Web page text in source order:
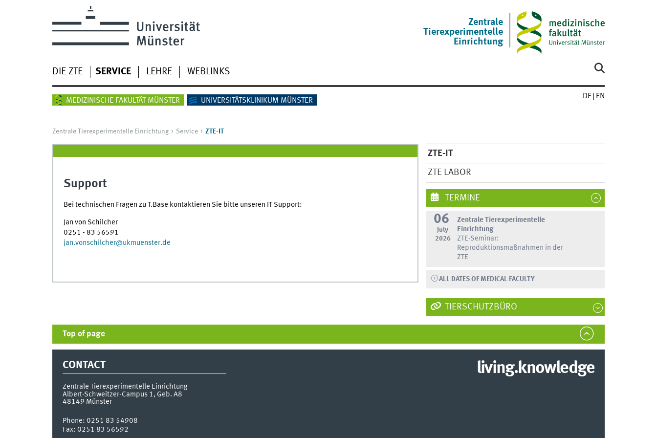
Zentrale
Tierexperimentelle
Einrichtung
DIE ZTE SERVICE LEHRE WEBLINKS
MEDIZINISCHE FAKULTÄT MÜNSTER UNIVERSITÄTSKLINIKUM MÜNSTER
DE EN
Zentrale Tierexperimentelle Einrichtung Service ZTE-IT
ZTE-IT
ZTE LABOR
Support
Bei technischen Fragen zu T.Base kontaktieren Sie bitte unseren IT Support:
Jan von Schilcher
0251 - 83 56591
jan.vonschilcher@ukmuenster.de
TERMINE
06
July
2026
Zentrale Tierexperimentelle
Einrichtung
ZTE-Seminar:
Reproduktionsmaßnahmen in der
ZTE
ALL DATES OF MEDICAL FACULTY
TIERSCHUTZBÜRO
Top of page
CONTACT
Zentrale Tierexperimentelle Einrichtung
Albert-Schweitzer-Campus 1, Geb. A8
48149 Münster
Phone: 0251 83 54908
Fax: 0251 83 56592
living.knowledge